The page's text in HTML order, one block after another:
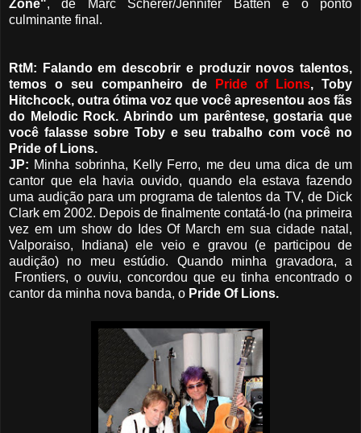
Zone", de Marc Scherer/Jennifer Batten é o ponto
culminante final.
RtM: Falando em descobrir e produzir novos talentos,
temos o seu companheiro de
Pride of Lions, Toby
Hitchcock, outra ótima voz que você apresentou aos fãs
do Melodic Rock. Abrindo um parêntese, gostaria que
você falasse sobre Toby e seu trabalho com você no
Pride of Lions.
JP: Minha sobrinha, Kelly Ferro, me deu uma dica de um
cantor que ela havia ouvido, quando ela estava fazendo
uma audição para um programa de talentos da TV, de Dick
Clark em 2002. Depois de finalmente contatá-lo (na primeira
vez em um show do Ides Of March em sua cidade natal,
Valporaiso, Indiana) ele veio e gravou (e participou de
audição) no meu estúdio. Quando minha gravadora, a
Frontiers, o ouviu, concordou que eu tinha encontrado o
cantor da minha nova banda, o Pride Of Lions.